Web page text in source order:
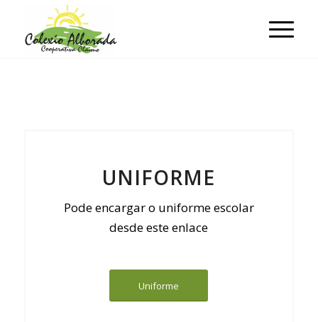
UNIFORME
Pode encargar o uniforme escolar
desde este enlace
Uniforme